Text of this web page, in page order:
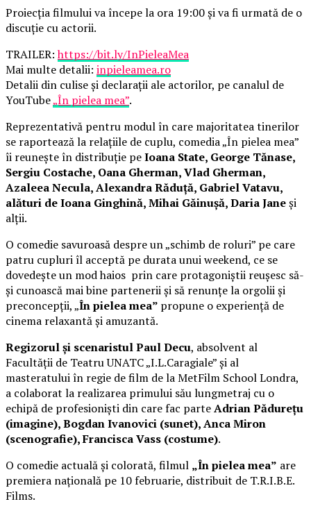
Proiecția filmului va începe la ora 19:00 și va fi urmată de o
discuție cu actorii.
TRAILER:https://bit.ly/InPieleaMea
Mai multe detalii: inpieleamea.ro
Detalii din culise și declarații ale actorilor, pe canalul de
YouTube„În pielea mea”.
Reprezentativă pentru modul în care majoritatea tinerilor
se raportează la relațiile de cuplu, comedia „În pielea mea”
îi reunește în distribuție peIoana State, George Tănase,
Sergiu Costache, Oana Gherman, Vlad Gherman,
Azaleea Necula, Alexandra Răduță, Gabriel Vatavu,
alături de Ioana Ginghină, Mihai Găinușă, Daria Janeși
alții.
O comedie savuroasă despre un „schimb de roluri” pe care
patru cupluri îl acceptă pe durata unui weekend, ce se
dovedește un mod haios prin care protagoniștii reușesc să-
și cunoască mai bine partenerii și să renunțe la orgolii și
preconcepții, „În pielea mea” propune o experiență de
cinema relaxantă și amuzantă.
Regizorul și scenaristul Paul Decu, absolvent al
Facultății de Teatru UNATC „I.L.Caragiale” și al
masteratului în regie de film de la MetFilm School Londra,
a colaborat la realizarea primului său lungmetraj cu o
echipă de profesioniști din care fac parteAdrian Pădurețu
(imagine), Bogdan Ivanovici (sunet), Anca Miron
(scenografie), Francisca Vass (costume).
O comedie actuală și colorată, filmul „În pielea mea” are
premiera națională pe 10 februarie, distribuit de T.R.I.B.E.
Films.